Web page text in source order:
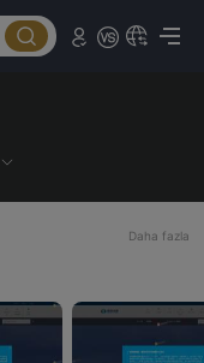
Daha fazla